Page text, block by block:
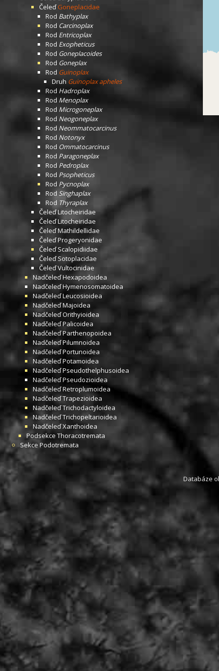
ČeleďGoneplacidae
Rod Bathyplax
Rod Carcinoplax
Rod Entricoplax
Rod Exopheticus
Rod Goneplacoides
Rod Goneplax
Rod Guinoplax
Druh Guinoplax apheles
Rod Hadroplax
Rod Menoplax
Rod Microgoneplax
Rod Neogoneplax
Rod Neommatocarcinus
Rod Notonyx
Rod Ommatocarcinus
Rod Paragoneplax
Rod Pedroplax
Rod Psopheticus
Rod Pycnoplax
Rod Singhaplax
Rod Thyraplax
ČeleďLitocheiridae
ČeleďLitocheiridae
ČeleďMathildellidae
ČeleďProgeryonidae
ČeleďScalopidiidae
ČeleďSotoplacidae
ČeleďVultocinidae
NadčeleďHexapodoidea
NadčeleďHymenosomatoidea
NadčeleďLeucosioidea
NadčeleďMajoidea
NadčeleďOrithyioidea
NadčeleďPalicoidea
NadčeleďParthenopoidea
NadčeleďPilumnoidea
NadčeleďPortunoidea
NadčeleďPotamoidea
NadčeleďPseudothelphusoidea
NadčeleďPseudozioidea
NadčeleďRetroplumoidea
NadčeleďTrapezioidea
NadčeleďTrichodactyloidea
NadčeleďTrichopeltarioidea
NadčeleďXanthoidea
Podsekce Thoracotremata
Sekce Podotremata
Databáze